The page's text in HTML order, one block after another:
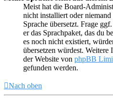
Meist hat die Board-
nicht installiert oder
Sprache übersetzt. Frage
er das Sprachpaket, das du
es noch nicht existiert,
übersetzen würdest.
der Website von phpBB
gefunden werden.
Nach oben